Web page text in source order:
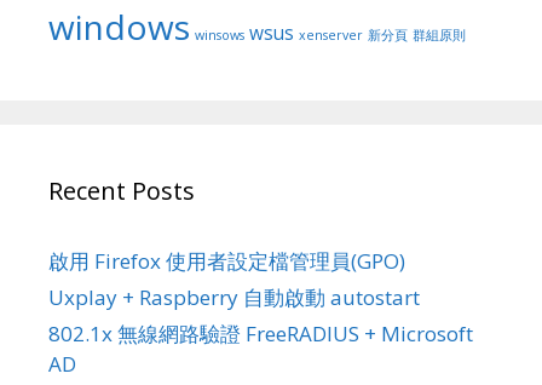
windows winsows wsus xenserver 新分頁 群組原則
Recent Posts
啟用 Firefox 使用者設定檔管理員(GPO)
Uxplay + Raspberry 自動啟動 autostart
802.1x 無線網路驗證 FreeRADIUS + Microsoft
AD